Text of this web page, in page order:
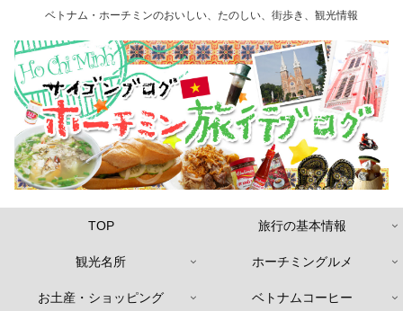
ベトナム・ホーチミンのおいしい、たのしい、街歩き、観光情報
TOP 旅行の基本情報
観光名所 ホーチミングルメ
お土産・ショッピング ベトナムコーヒー